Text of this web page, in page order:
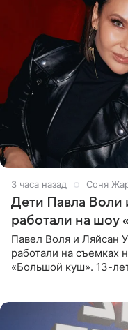
3 часа назад Соня
Дети Павла Воли
работали на шоу
Павел Воля и Ляйсан
работали на съемках
«Большой куш». 13-